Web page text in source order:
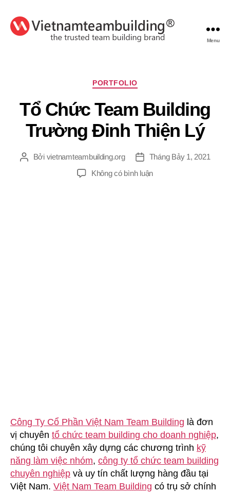
Menu
Chuyên
PORTFOLIO
Tổ Chức Team Building
Trường Đinh Thiện Lý
TácBởi vietnamteambuilding.org
Ngày
đăng
Tháng Bảy 1, 2021
Không có bình luậnở
Công Ty Cổ Phần Việt Nam Team Building là đơn
vị chuyên tổ chức team building cho doanh nghiệp,
chúng tôi chuyên xây dựng các chương trình kỹ
năng làm việc nhóm, công ty tổ chức team building
chuyên nghiệp và uy tín chất lượng hàng đầu tại
Việt Nam. Việt Nam Team Building có trụ sở chính